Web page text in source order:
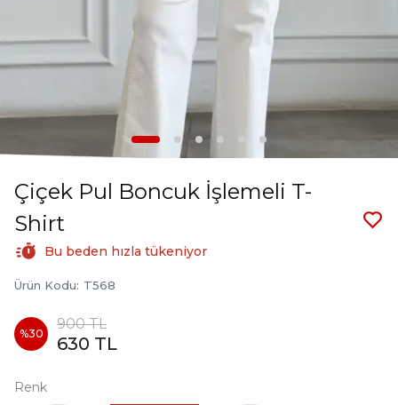
Çiçek Pul Boncuk İşlemeli T-
Shirt
Bu beden hızla tükeniyor
Ürün Kodu: T568
%30
900 TL
630 TL
Renk